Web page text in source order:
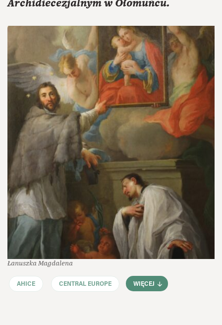
Archidiecezjalnym w Ołomuńcu.
Łanuszka Magdalena
AHICE CENTRAL EUROPE WIĘCEJ